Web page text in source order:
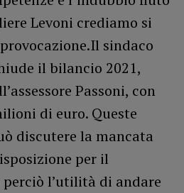
Levoni crediamo si
sindaco
il bilancio 2021,
Passoni, con
di euro. Queste
discutere la mancata
per il
perciò l’utilità di andare